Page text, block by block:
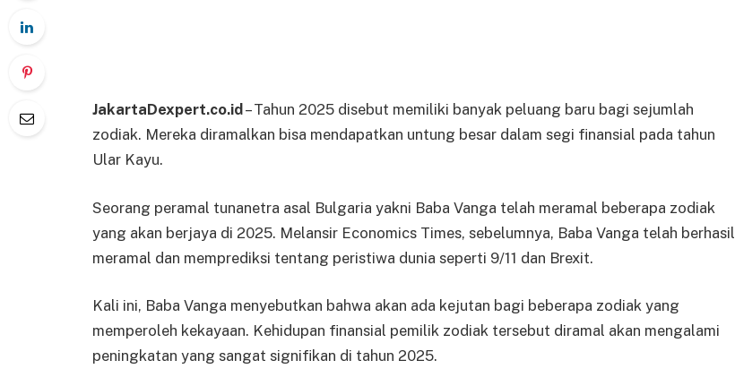
JakartaDexpert.co.id – Tahun 2025 disebut memiliki banyak peluang baru bagi sejumlah
zodiak. Mereka diramalkan bisa mendapatkan untung besar dalam segi finansial pada tahun
Ular Kayu.
Seorang peramal tunanetra asal Bulgaria yakni Baba Vanga telah meramal beberapa zodiak
yang akan berjaya di 2025. Melansir Economics Times, sebelumnya, Baba Vanga telah berhasil
meramal dan memprediksi tentang peristiwa dunia seperti 9/11 dan Brexit.
Kali ini, Baba Vanga menyebutkan bahwa akan ada kejutan bagi beberapa zodiak yang
memperoleh kekayaan. Kehidupan finansial pemilik zodiak tersebut diramal akan mengalami
peningkatan yang sangat signifikan di tahun 2025.